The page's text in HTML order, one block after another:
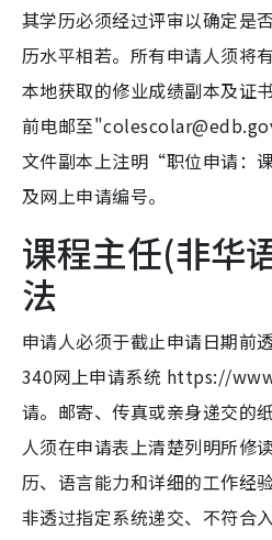
其学历必须经过评审以确定是
历水平相若。所有申请人须将
本地获取的修业成绩副本及证
前电邮至
文件副本上注明“职位申请：
及网上申请编号。
课程主任(非华
法
申请人必须于截止申请日期前
340网上申请系统 https://
请。邮寄、传真或亲身递交的
人须在申请表上清楚列明所修
历、语言能力和详细的工作经
非透过指定系统递交、不符合